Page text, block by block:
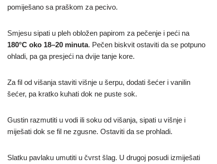
pomiješano sa praškom za pecivo.
Smjesu sipati u pleh obložen papirom za pečenje i peći na
180°C oko 18–20 minuta. Pečen biskvit ostaviti da se potpuno
ohladi, pa ga presjeći na dvije tanje kore.
Za fil od višanja staviti višnje u šerpu, dodati šećer i vanilin
šećer, pa kratko kuhati dok ne puste sok.
Gustin razmutiti u vodi ili soku od višanja, sipati u višnje i
miješati dok se fil ne zgusne. Ostaviti da se prohladi.
Slatku pavlaku umutiti u čvrst šlag. U drugoj posudi izmiješati